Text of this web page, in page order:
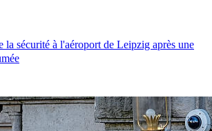
sécurité à l'aéroport de Leipzig après une